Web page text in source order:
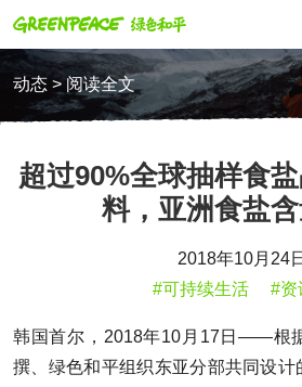
动态 > 阅读全文
超过90%全球抽样食
料，亚洲食盐
2018年10月24日
#可持续生活
#资
韩国首尔，2018年10月17日——根
撰、绿色和平组织东亚分部共同设